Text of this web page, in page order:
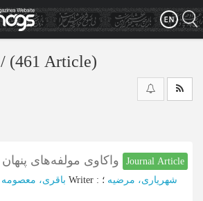
‎/ (461 Article)
Journal Article
باقری، معصومه Writer : شهریاری، مرضیه ؛